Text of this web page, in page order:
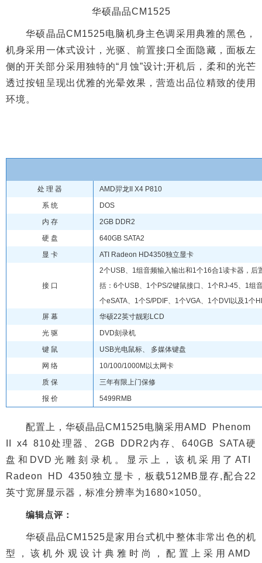
华硕晶品CM1525
华硕晶品CM1525电脑机身主色调采用典雅的黑色，
机身采用一体式设计，光驱、前置接口全面隐藏，面板左
侧的开关部分采用独特的“月蚀”设计;开机后，柔和的光芒
透过按钮呈现出优雅的光晕效果，营造出品位精致的使用
环境。
处 理 器
AMD羿龙II X4 P810
系 统
DOS
内 存
2GB DDR2
硬 盘
640GB SATA2
显 卡
ATI Radeon HD4350独立显卡
接 口
2个USB、1组音频输入输出和1个16合1读卡器，后
括：6个USB、1个PS/2键鼠接口、1个RJ-45、1组
个eSATA、1个S/PDIF、1个VGA、1个DVI以及1个
屏 幕
华硕22英寸靓彩LCD
光 驱
DVD刻录机
键 鼠
USB光电鼠标、 多媒体键盘
网 络
10/100/1000M以太网卡
质 保
三年有限上门保修
报 价
5499RMB
配置上，华硕晶品CM1525电脑采用AMD Phenom
II x4 810处理器、2GB DDR2内存、640GB SATA硬
盘和DVD光雕刻录机。显示上，该机采用了ATI
Radeon HD 4350独立显卡，板载512MB显存,配合22
英寸宽屏显示器，标准分辨率为1680×1050。
编辑点评：
华硕晶品CM1525是家用台式机中整体非常出色的机
型，该机外观设计典雅时尚，配置上采用AMD